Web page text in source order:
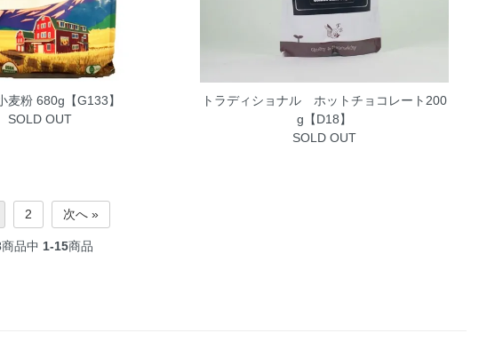
麦粉 680g【G133】
SOLD OUT
トラディショナル ホットチョコレート200
g【D18】
SOLD OUT
2 次へ »
商品中 1-15商品